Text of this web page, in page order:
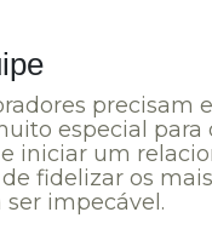
precisam
especial para
iniciar um
fidelizar os
impecável.